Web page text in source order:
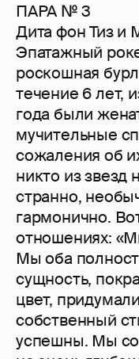
ПАРА № 3
Дита фон Тиз и
Эпатажный
роскошная
течение 6 лет,
года были
мучительные
сожаления об
никто из звезд
странно,
гармонично.
отношениях:
Мы оба
сущность,
цвет,
собственный
успешны. Мы